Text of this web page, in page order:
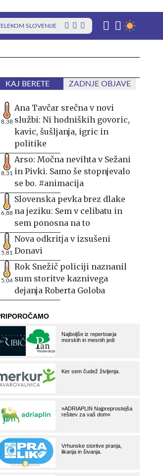
SLOVENIJE
KAJ BERETE ZADNJE OBJAVE
8,38
Ana Tavčar srečna v novi
službi: Ni hodniških govoric,
kavic, šušljanja, igric in
politike
8,31
Arso: Močna nevihta v Sežani
in Pivki. Samo še stopnjevalo
se bo. #animacija
6,88
Slovenska pevka brez dlake
na jeziku: Sem v celibatu in
sem ponosna na to
5,81
Nova odkritja v izsušeni
Donavi
5,04
Rok Snežič policiji naznanil
sum storitve kaznivega
dejanja Roberta Goloba